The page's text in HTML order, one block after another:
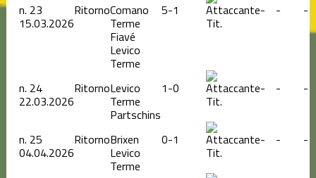
n. 23
15.03.2026
RitornoComano
Terme
Fiavé
Levico
Terme
5-1
Tit.
- - -
n. 24
22.03.2026
RitornoLevico
Terme
Partschins
1-0
Tit.
- - -
n. 25
04.04.2026
RitornoBrixen
Levico
Terme
0-1
Tit.
- - -